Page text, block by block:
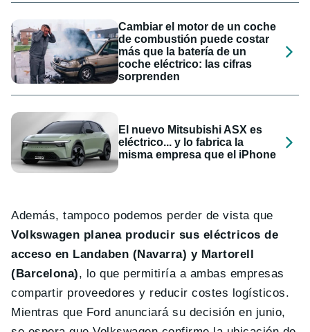
Cambiar el motor de un coche
de combustión puede costar
más que la batería de un
coche eléctrico: las cifras
sorprenden
El nuevo Mitsubishi ASX es
eléctrico... y lo fabrica la
misma empresa que el iPhone
Además, tampoco podemos perder de vista que
Volkswagen planea producir sus eléctricos de
acceso en Landaben (Navarra) y Martorell
(Barcelona), lo que permitiría a ambas empresas
compartir proveedores y reducir costes logísticos.
Mientras que Ford anunciará su decisión en junio,